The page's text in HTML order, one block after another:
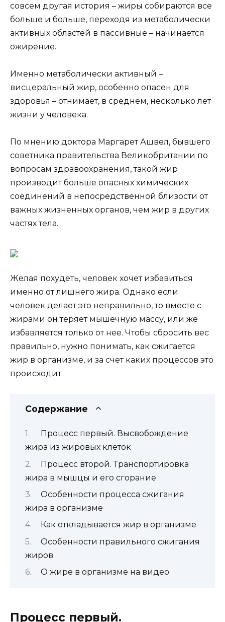
совсем другая история – жиры собираются все
больше и больше, переходя из метаболически
активных областей в пассивные – начинается
ожирение.
Именно метаболически активный –
висцеральный жир, особенно опасен для
здоровья – отнимает, в среднем, несколько лет
жизни у человека.
По мнению доктора Маргарет Ашвел, бывшего
советника правительства Великобритании по
вопросам здравоохранения, такой жир
производит больше опасных химических
соединений в непосредственной близости от
важных жизненных органов, чем жир в других
частях тела.
Желая похудеть, человек хочет избавиться
именно от лишнего жира. Однако если
человек делает это неправильно, то вместе с
жирами он теряет мышечную массу, или же
избавляется только от нее. Чтобы сбросить вес
правильно, нужно понимать, как сжигается
жир в организме, и за счет каких процессов это
происходит.
Содержание
Процесс первый. Высвобождение
жира из жировых клеток
Процесс второй. Транспортировка
жира в мышцы и его сгорание
Особенности процесса сжигания
жира в организме
Как откладывается жир в организме
Особенности правильного сжигания
жиров
О жире в организме на видео
Процесс первый.